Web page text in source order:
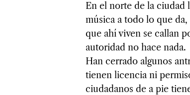
En el norte de la ciudad
música a todo lo que
que ahí viven se callan
autoridad no hace nada.
Han cerrado algunos
tienen licencia ni
ciudadanos de a pie